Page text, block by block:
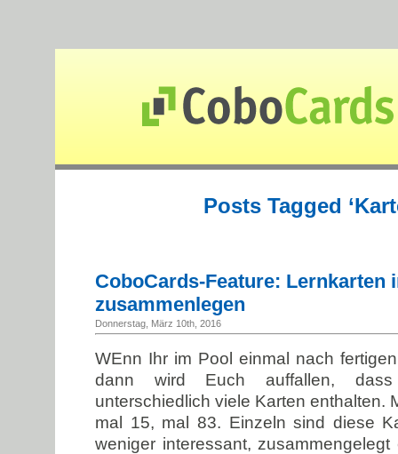
Posts Tagged
CoboCards-Feature: Lernkarten
zusammenlegen
Donnerstag, März 10th, 2016
WEnn Ihr im Pool einmal nach
dann wird Euch auffallen,
unterschiedlich viele Karten enthalten.
mal 15, mal 83. Einzeln sind diese
weniger interessant,